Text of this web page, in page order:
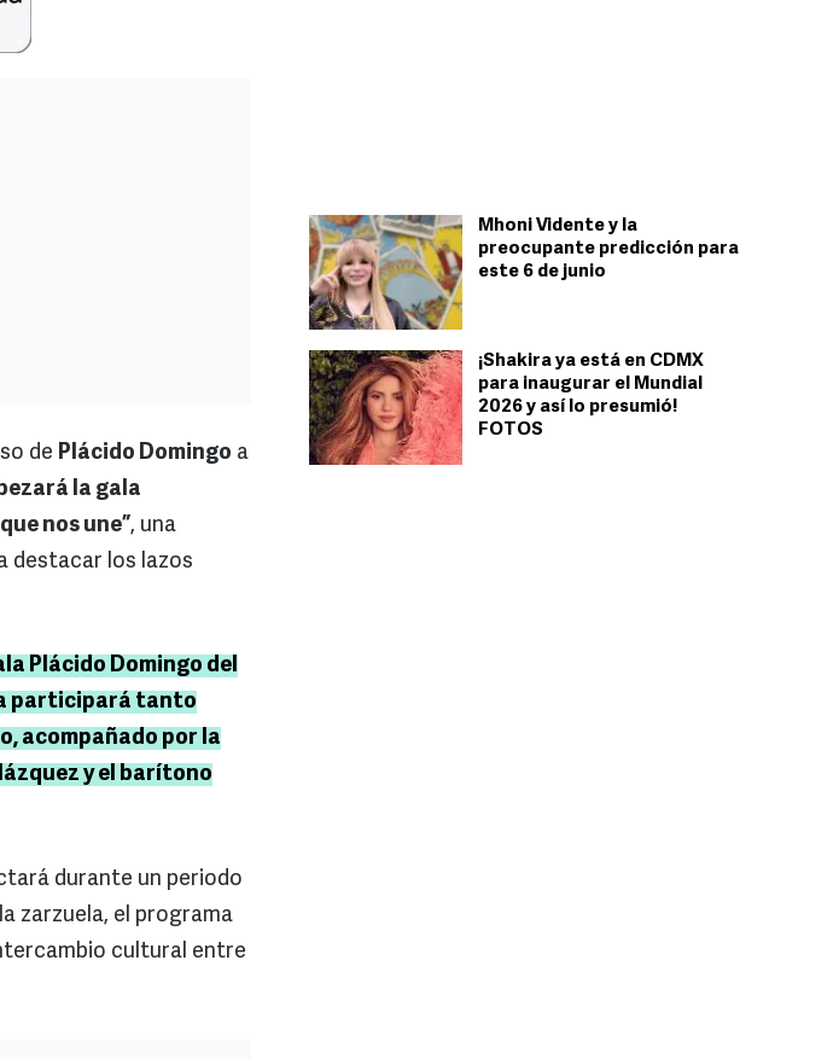
Mhoni Vidente y la
preocupante predicción para
este 6 de junio
¡Shakira ya está en CDMX
para inaugurar el Mundial
2026 y así lo presumió!
FOTOS
de Plácido Domingo a
la gala
nos une”, una
destacar los lazos
Plácido Domingo del
participará tanto
acompañado por la
y el barítono
durante un periodo
zarzuela, el programa
cultural entre